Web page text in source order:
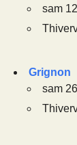
sam
Grignon
sam